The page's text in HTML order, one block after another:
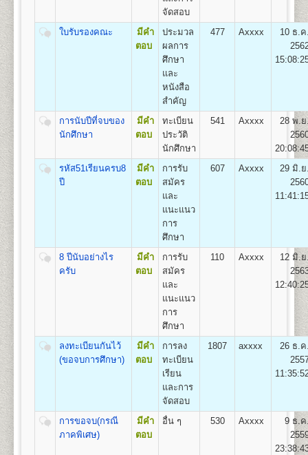
กลุ่มวิชาเอกการปกครอง (Plan A),
2. กลุ่มวิชาเอกความสัมพันธ์ระหว่างประเทศ (Plan B)
3. และกลุ่มวิชาเอกการบริหารรัฐกิจ (Plan C)
หลักสูตร 4 ปี จำนวน 137
หน่วยกิต
ชื่อปริญญาเศรษฐศาสตรบัณฑิต (ศ.บ.) Bachelor of
Economics (B.Econ.)
เศรษฐศาสตร์ทฤษฎีและเชิงปริมาณ
เศรษฐศาสตร์ธุรกิจและอุตสาหกรรม เศรษฐศาสตร์การ
เงินและการบริหารความเสี่ยง เศรษฐศาสตร์การคลังและ
การพัฒนา เศรษฐศาสตร์ระหว่างประเทศและโลกาภิวัตน์
คณะสื่อสารมวลชน
เปิดสอนระดับปริญญาตรีหลักสูตร 4 ปี จำนวน 144
ศิลปศาสตรบัณฑิต (สื่อสารมวลชน) ศศ.บ.
(สื่อสารมวลชน) Bachelor of Arts (Mass
Communication) B.A. (Mass Communication)
เปิดสอน1สาขาวิชา คือ สาขาวิชาสื่อสารมวลชน
เปิดสอนระดับปริญญาตรีหลักสูตร 4 ปี จำนวน 132
หน่วยกิต
ชื่อปริญญา ศิลปศาสตรบัณฑิต(การพัฒนาทรัพยากร
ประวัตินักศึกษาใหม่ (ม.ร.๒๕) สำ หรับแผ่นระบายให้ใส่
ไว้ในคู่มือ ม.ร. ๒๕
๕. เอกสารอื่นๆ(ถ้ามี) กรณี
มีการเปลี่ยนชื่อตัว-นามสกุล ให้เย็บติดคู่กับสำเนาวุฒิบัตร
ห้องประชุมใหญ่
อาคารหอประชุม
พ่อขุนรามคำแหงมหาราช
- แนะนำ การติดสติ๊กเกอ
- เลือกกระบวนวิชาลงท
โดยดูกระบวนวิชาชั้นปี
สมัครฯ
*(กรณีผู้ใช้ม.ร.๓๖, ม.ร.
- ชำระเงินค่าธรรมเนีย
เมื่อเสร็จสิ้นขั้นตอนการรับสมัครเป็นนักศึกษาใหม่แล้ว ผู้
สมัครจะได้รับเอกสารกลับไป ดังนี้
๑. ใบเสร็จรับเงินลงทะเบียนนักศึกษาใหม่
๒. ใบนัดรับบัตรประจำ ตัวนักศึกษา
๓. หนังสือปฐมนิเทศนักศึกษา
อัตราค่าธรรมเนียมการศึกษา ค่าลง
ทะเบียนเรียนและค่าบำรุงการศึกษา
1. ค่าลงทะเบียนเรียนเป็นรายหน่วยกิตๆ ละ
4. ค่าขึ้นทะเบียนผู้เข้าศึกษา
5. ค่าสมาชิกหนังสือพิมพ์ข่าวรามคำแหง
จัดสอบ
ใบรับรองคณะ
มีคำ
ตอบ
ประมวล
ผลการ
ศึกษา
และ
หนังสือ
สำคัญ
477 Axxxx
10 ธ.
การนับปีที่จบของ
นักศึกษา
มีคำ
ตอบ
ทะเบียน
ประวัติ
นักศึกษา
541 Axxxx
28 พ.
รหัส51เรียนครบ8
ปี
มีคำ
ตอบ
การรับ
สมัคร
และ
แนะแนว
การ
ศึกษา
607 Axxxx
29 มิ.
8 ปีนับอย่างไร
ครับ
มีคำ
ตอบ
การรับ
สมัคร
และ
แนะแนว
การ
ศึกษา
110 Axxxx
12 มิ.
ลงทะเบียนกันไว้
(ขอจบการศึกษา)
มีคำ
ตอบ
การลง
ทะเบียน
เรียน
และการ
จัดสอบ
1807 axxxx
26 ธ.
การขอจบ(กรณี
ภาคพิเศษ)
มีคำ
ตอบ
อื่น ๆ 530 Axxxx
9 ธ.